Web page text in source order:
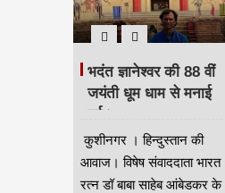
भदंत ज्ञानेश्वर की 88 वीं
जयंती धूम धाम से मनाई
गई।
कुशीनगर । हिन्दुस्तान की
आवाज। विषेष संवाददाता भारत
रत्न डॉ बाबा साहेब आंबेडकर के